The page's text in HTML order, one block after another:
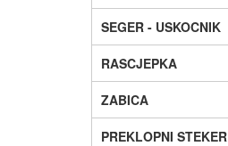
SEGER - USKOCNIK
RASCJEPKA
ZABICA
PREKLOPNI STEKER